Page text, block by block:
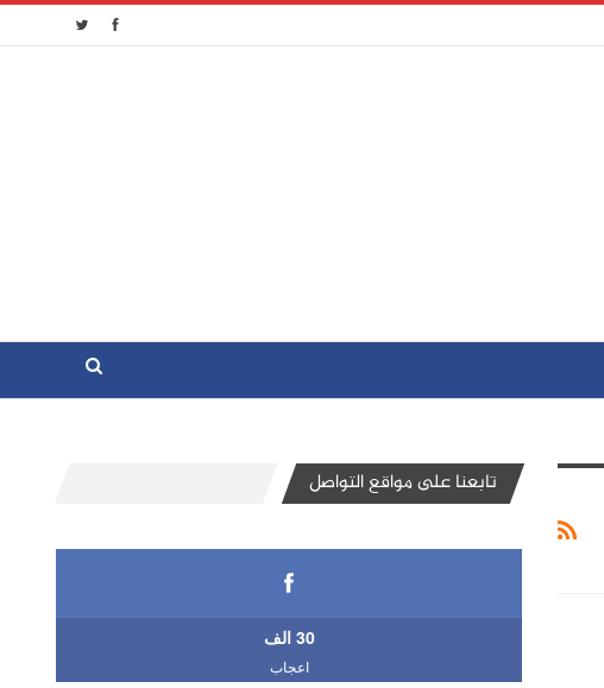
تابعنا على مواقع التواصل
30 الف
اعجاب